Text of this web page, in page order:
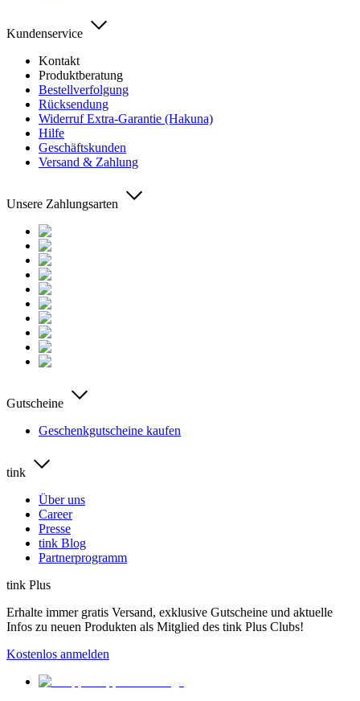
Kundenservice
Kontakt
Produktberatung
Bestellverfolgung
Rücksendung
Widerruf Extra-Garantie (Hakuna)
Hilfe
Geschäftskunden
Versand & Zahlung
Unsere Zahlungsarten
Gutscheine
Geschenkgutscheine kaufen
tink
Über uns
Career
Presse
tink Blog
Partnerprogramm
tink Plus
Erhalte immer gratis Versand, exklusive Gutscheine und aktuelle
Infos zu neuen Produkten als Mitglied des tink Plus Clubs!
Kostenlos anmelden